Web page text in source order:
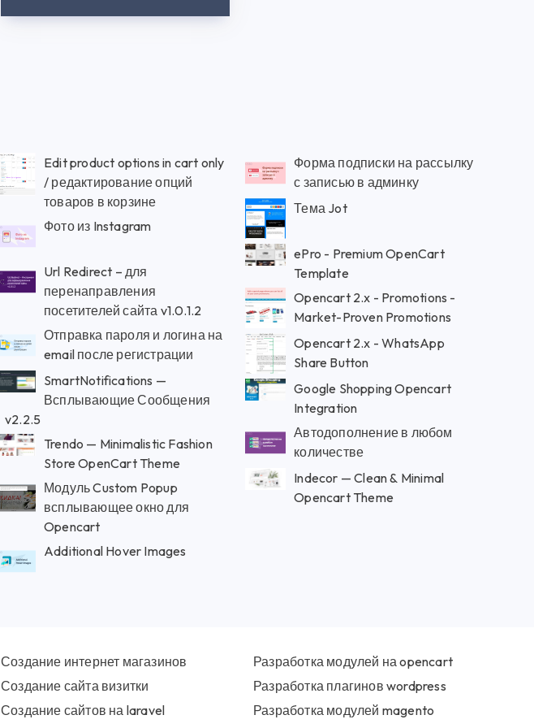
Edit product options in cart only
/ редактирование опций
товаров в корзине
Фото из Instagram
Url Redirect – для
перенаправления
посетителей сайта v1.0.1.2
Отправка пароля и логина на
email после регистрации
SmartNotifications —
Всплывающие Сообщения
v2.2.5
Trendo — Minimalistic Fashion
Store OpenCart Theme
Модуль Custom Popup
всплывающее окно для
Opencart
Additional Hover Images
Форма подписки на рассылку
с записью в админку
Тема Jot
ePro - Premium OpenCart
Template
Opencart 2.x - Promotions -
Market-Proven Promotions
Opencart 2.x - WhatsApp
Share Button
Google Shopping Opencart
Integration
Автодополнение в любом
количестве
Indecor — Clean & Minimal
Opencart Theme
Создание интернет магазинов
Создание сайта визитки
Создание сайтов на laravel
Разработка модулей на opencart
Разработка плагинов wordpress
Разработка модулей magento